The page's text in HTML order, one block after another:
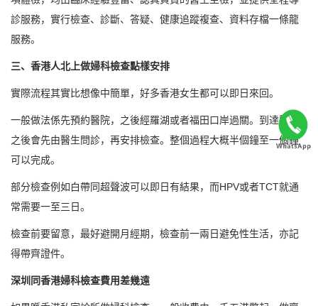
診服務，實行檢查、診斷、答疑、健康追蹤複查、資料存檔一條龍
服務。
三、香港人北上做婦科檢查點樣安排
實際流程其實比想像中簡單，好多香港女生都可以即日來回。
一般做法係先預約醫院，之後經羅湖或者福田口岸過關。到達醫院
之後會先由醫生問診，再安排檢查。整個過程大概半個鐘至一個鐘
可以完成。
部分檢查例如白帶同超聲波可以即日有結果，而HPV或者TCT就通
常需要一至三日。
檢查前要留意，最好避開月經期，檢查前一兩日避免性生活，亦記
得帶齊證件。
深圳同香港婦科檢查費用差幾遠